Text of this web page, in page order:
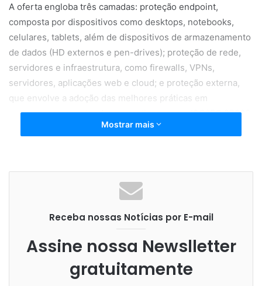
A oferta engloba três camadas: proteção endpoint,
composta por dispositivos como desktops, notebooks,
celulares, tablets, além de dispositivos de armazenamento
de dados (HD externos e pen-drives); proteção de rede,
servidores e infraestrutura, como firewalls, VPNs,
servidores, aplicações web e cloud; e proteção externa,
que envolve a adoção das melhores práticas em
governança para atender normativos, como ISO/IEC 27000,
serviço em todas as camadas, pois o diferencial da
proposta é que ela pode ser customizável, construída com
uma abordagem consultiva diante da necessidade de cada
negócio, em qualquer uma das frentes de segurança que
“Estamos aptos a atuar em todas as frentes de segurança,
com uma visão holística e multidisciplinar, para oferecer
Mostrar mais
Receba nossas Notícias por E-mail
Assine nossa Newslletter
gratuitamente